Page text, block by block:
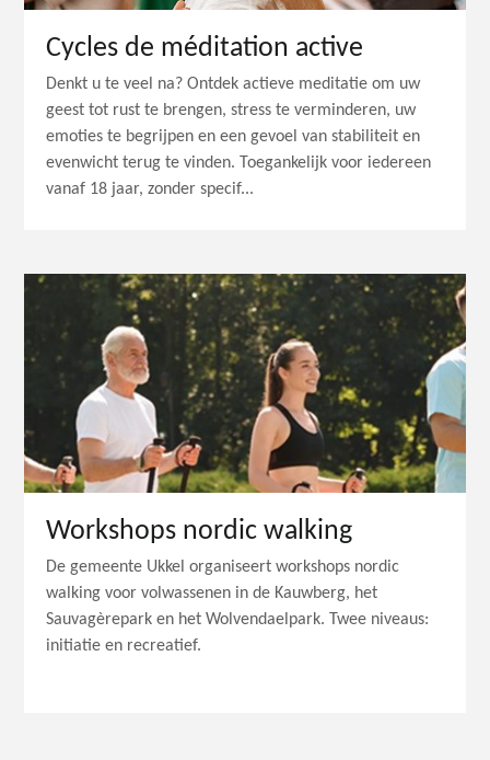
Cycles de méditation active
Denkt u te veel na? Ontdek actieve meditatie om uw
geest tot rust te brengen, stress te verminderen, uw
emoties te begrijpen en een gevoel van stabiliteit en
evenwicht terug te vinden. Toegankelijk voor iedereen
vanaf 18 jaar, zonder specif...
Workshops nordic walking
De gemeente Ukkel organiseert workshops nordic
walking voor volwassenen in de Kauwberg, het
Sauvagèrepark en het Wolvendaelpark. Twee niveaus:
initiatie en recreatief.